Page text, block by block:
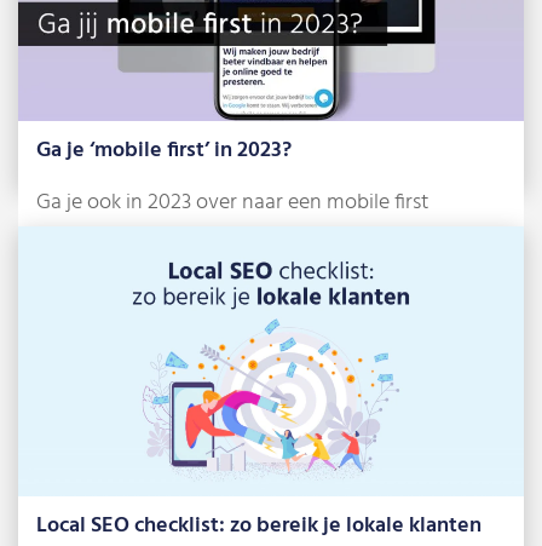
Ga je ‘mobile first’ in 2023?
Ga je ook in 2023 over naar een mobile first
Lees meer »
Local SEO checklist: zo bereik je lokale klanten